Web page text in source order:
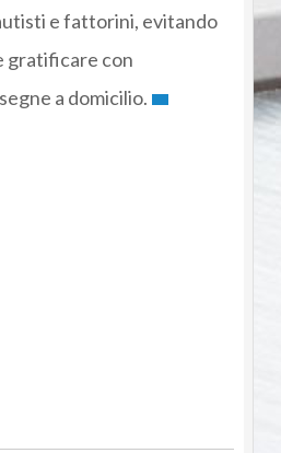
e fattorini, evitando
gratificare con
a domicilio.